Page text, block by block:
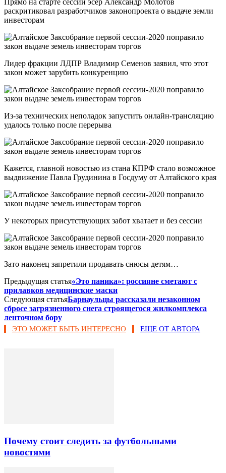
раскритиковал разработчиков законопроекта о выдаче земли
инвесторам
Лидер фракции ЛДПР Владимир Семенов заявил, что этот
закон может зарубить конкуренцию
Из-за технических неполадок запустить онлайн-трансляцию
удалось только после перерыва
Кажется, главной новостью из стана КПРФ стало возможное
выдвижение Павла Грудинина в Госдуму от Алтайского края
У некоторых присутствующих забот хватает и без сессии
Зато наконец запретили продавать снюсы детям…
Предыдущая статья«Это паника»: россияне сметают с
прилавков медицинские маски
Следующая статьяБарнаульцы рассказали незаконном
сбросе загрязненного снега строящегося жилкомплекса
ленточном бору
ЭТО МОЖЕТ БЫТЬ ИНТЕРЕСНО ЕЩЕ ОТ АВТОРА
Почему стоит следить за футбольными
новостями